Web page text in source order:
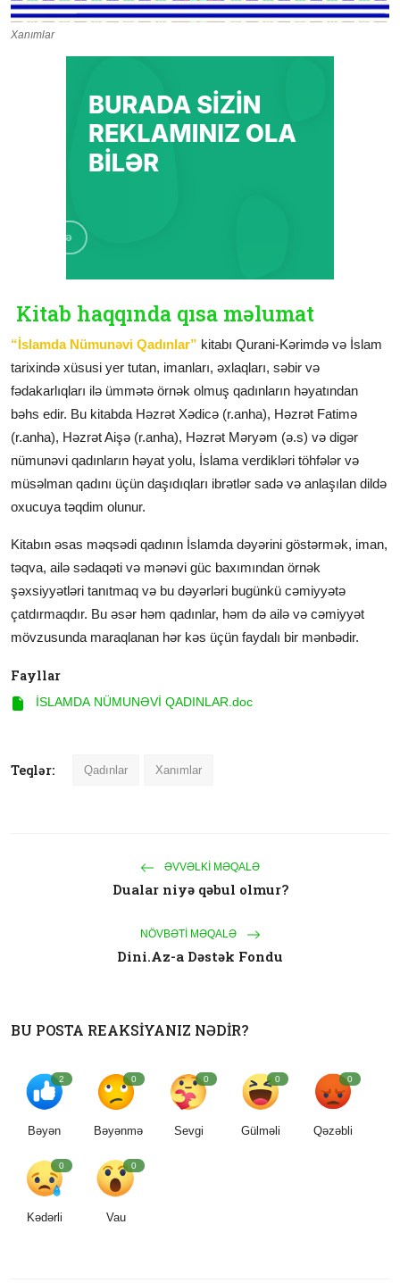
Xanımlar
Kitab haqqında qısa məlumat
“İslamda Nümunəvi Qadınlar” kitabı Qurani-Kərimdə və İslam
tarixində xüsusi yer tutan, imanları, əxlaqları, səbir və
fədakarlıqları ilə ümmətə örnək olmuş qadınların həyatından
bəhs edir. Bu kitabda Həzrət Xədicə (r.anha), Həzrət Fatimə
(r.anha), Həzrət Aişə (r.anha), Həzrət Məryəm (ə.s) və digər
nümunəvi qadınların həyat yolu, İslama verdikləri töhfələr və
müsəlman qadını üçün daşıdıqları ibrətlər sadə və anlaşılan dildə
oxucuya təqdim olunur.
Kitabın əsas məqsədi qadının İslamda dəyərini göstərmək, iman,
təqva, ailə sədaqəti və mənəvi güc baxımından örnək
şəxsiyyətləri tanıtmaq və bu dəyərləri bugünkü cəmiyyətə
çatdırmaqdır. Bu əsər həm qadınlar, həm də ailə və cəmiyyət
mövzusunda maraqlanan hər kəs üçün faydalı bir mənbədir.
Fayllar
İSLAMDA NÜMUNƏVİ QADINLAR.doc
Teqlər: Qadınlar Xanımlar
ƏVVƏLKI MƏQALƏ
Dualar niyə qəbul olmur?
NÖVBƏTI MƏQALƏ
Dini.Az-a Dəstək Fondu
BU POSTA REAKSIYANIZ NƏDIR?
2
Bəyən
0
Bəyənmə
0
Sevgi
0
Gülməli
0
Qəzəbli
0
Kədərli
0
Vau